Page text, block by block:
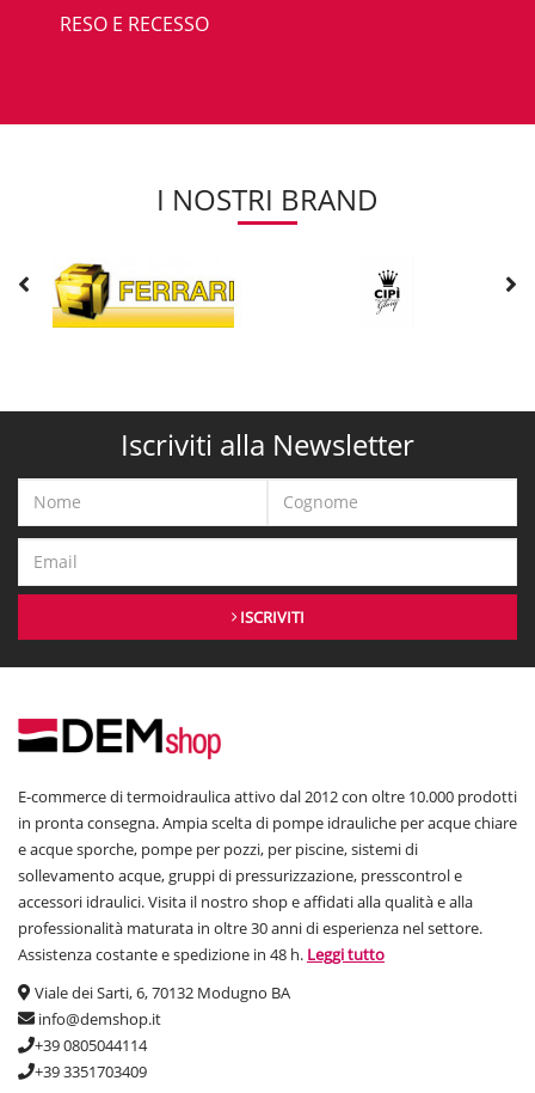
RESO E RECESSO
I NOSTRI BRAND
Iscriviti alla Newsletter
ISCRIVITI
E-commerce di termoidraulica attivo dal 2012 con oltre 10.000 prodotti
in pronta consegna. Ampia scelta di pompe idrauliche per acque chiare
e acque sporche, pompe per pozzi, per piscine, sistemi di
sollevamento acque, gruppi di pressurizzazione, presscontrol e
accessori idraulici. Visita il nostro shop e affidati alla qualità e alla
professionalità maturata in oltre 30 anni di esperienza nel settore.
Assistenza costante e spedizione in 48 h. Leggi tutto
Viale dei Sarti, 6, 70132 Modugno BA
info@demshop.it
+39 0805044114
+39 3351703409